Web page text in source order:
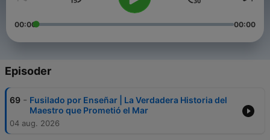
Si te apasiona entender la historia contada por sus
protagonistas, suscríbete, activa la campana y forma parte de
https://www.spreaker.com/podcast/relatos-de-guerra-
-6731681/support
00:00 00:00
Episoder
69 - Fusilado por Enseñar | La Verdadera Historia del
Maestro que Prometió el Mar
04 aug. 2026